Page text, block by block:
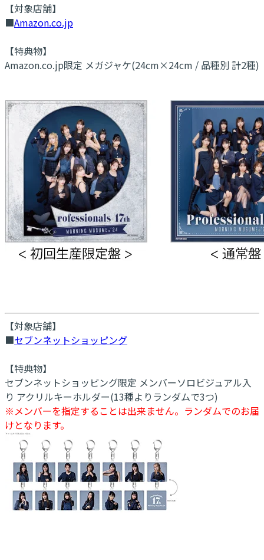
【対象店舗】
■Amazon.co.jp
【特典物】
Amazon.co.jp限定 メガジャケ(24cm×24cm / 品種別 計2種)
【対象店舗】
■セブンネットショッピング
【特典物】
セブンネットショッピング限定 メンバーソロビジュアル入
り アクリルキーホルダー(13種よりランダムで3つ)
※メンバーを指定することは出来ません。ランダムでのお届
けとなります。